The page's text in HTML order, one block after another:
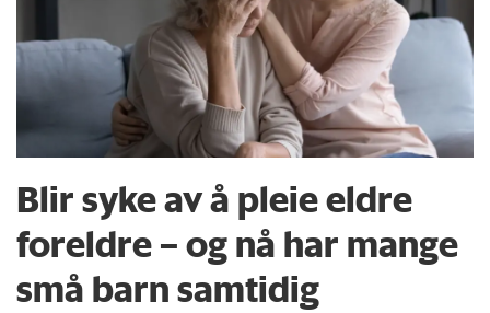
Blir syke av å pleie eldre
foreldre – og nå har mange
små barn samtidig